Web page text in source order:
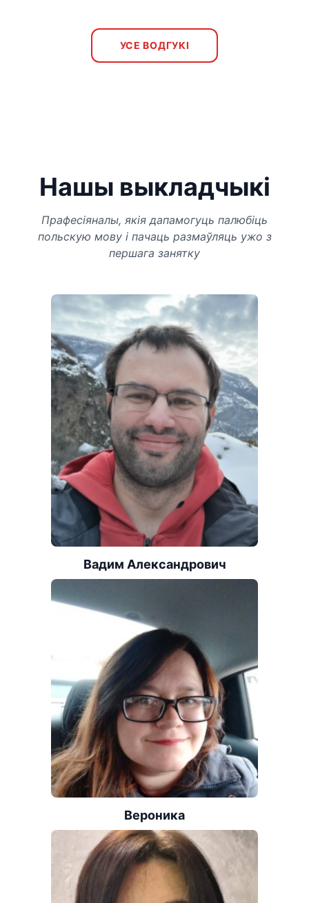
УСЕ ВОДГУКІ
Нашы выкладчыкі
Прафесіяналы, якія дапамогуць палюбіць
польскую мову і пачаць размаўляць ужо з
першага занятку
Вадим Александрович
Вероника